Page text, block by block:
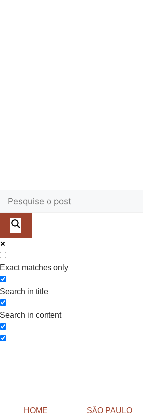
Exact matches only
Search in title
Search in content
HOME SÃO PAULO